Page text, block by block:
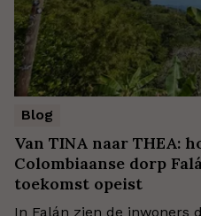
Blog
Van TINA naar THEA:
Colombiaanse dorp
toekomst opeist
In Falán zien de inwoners